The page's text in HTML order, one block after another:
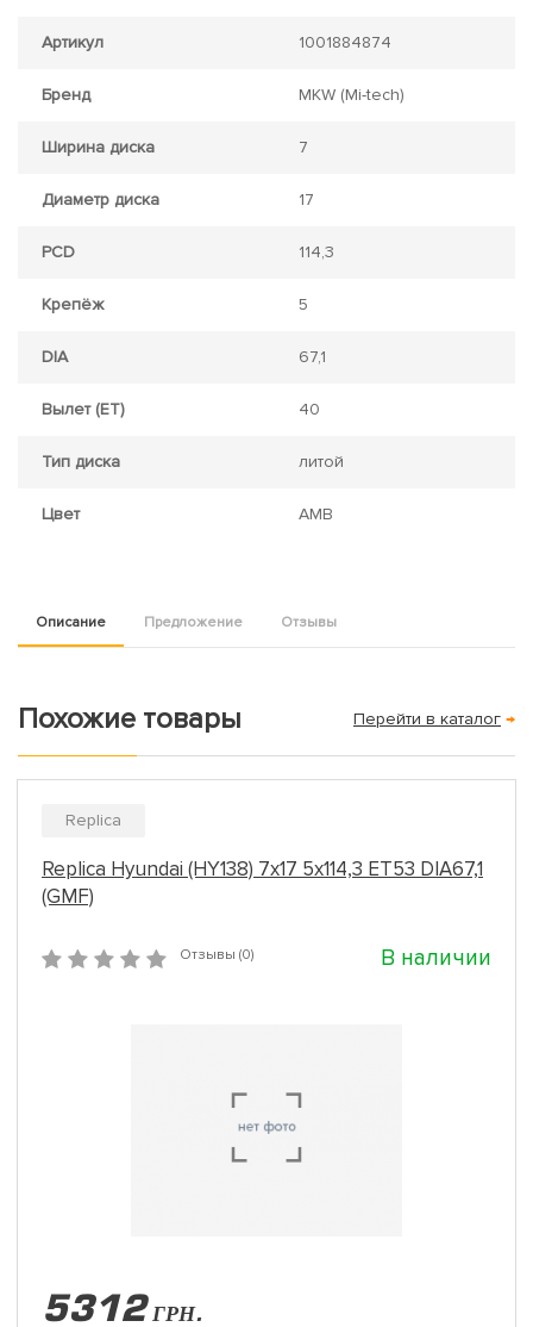
Артикул 1001884874
Бренд MKW (Mi-tech)
Ширина диска 7
Диаметр диска 17
PCD 114,3
Крепёж 5
DIA 67,1
Вылет (ET) 40
Тип диска литой
Цвет AMB
Описание Предложение Отзывы
Похожие товары Перейти в каталог →
Replica
Replica Hyundai (HY138) 7x17 5x114,3 ET53 DIA67,1
(GMF)
Отзывы (0) В наличии
5312 ГРН.